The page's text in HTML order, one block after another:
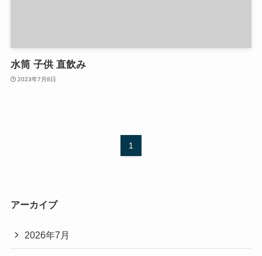
水筒 子供 直飲み
2023年7月8日
1
アーカイブ
2026年7月